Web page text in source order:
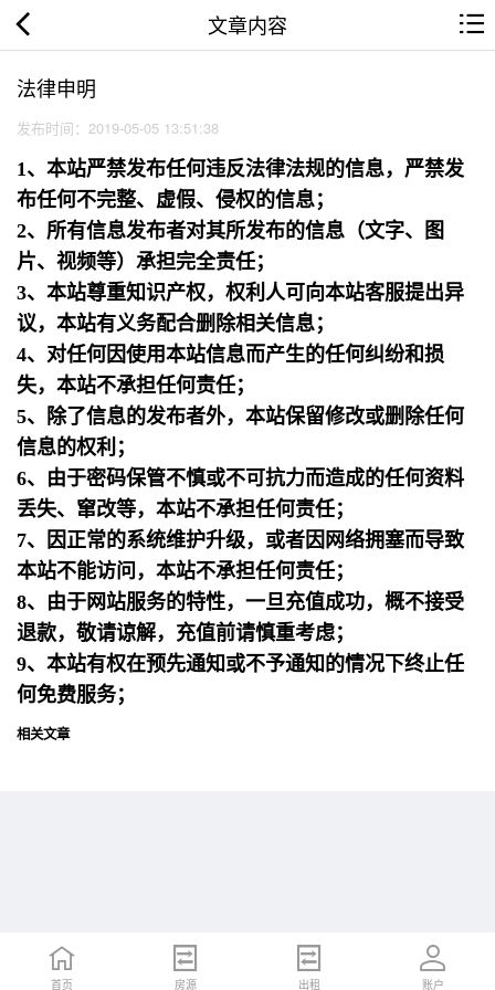
文章内容
法律申明
发布时间：2019-05-05 13:51:38
1、本站严禁发布任何违反法律法规的信息，严禁发
布任何不完整、虚假、侵权的信息；
2、所有信息发布者对其所发布的信息（文字、图
片、视频等）承担完全责任；
3、本站尊重知识产权，权利人可向本站客服提出异
议，本站有义务配合删除相关信息；
4、对任何因使用本站信息而产生的任何纠纷和损
失，本站不承担任何责任；
5、除了信息的发布者外，本站保留修改或删除任何
信息的权利；
6、由于密码保管不慎或不可抗力而造成的任何资料
丢失、窜改等，本站不承担任何责任；
7、因正常的系统维护升级，或者因网络拥塞而导致
本站不能访问，本站不承担任何责任；
8、由于网站服务的特性，一旦充值成功，概不接受
退款，敬请谅解，充值前请慎重考虑；
9、本站有权在预先通知或不予通知的情况下终止任
何免费服务；
相关文章
首页 招聘 简历 账户
首页 房源 出租 账户